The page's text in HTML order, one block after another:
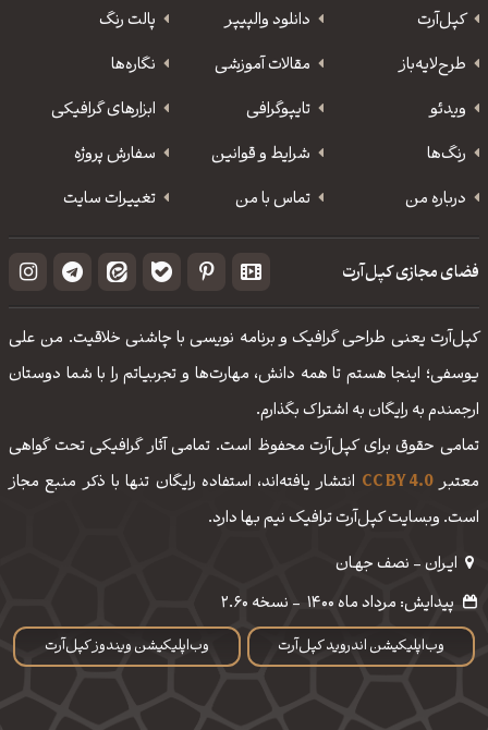
کپل‌آرت دانلود‌ والپیپر
پالت رنگ
طرح‌لایه‌باز
مقالات آموزشی
نگاره‌ها
ویدئو
‌تایپوگرافی
ابزارهای گرافیکی
رنگ‌ها
شرایط و قوانین
سفارش پروژه
درباره من
تماس با من تغییرات سایت
فضای مجازی کپل‌آرت
کپل‌آرت یعنی طراحی گرافیک و برنامه نویسی با چاشنی خلاقیت. من علی
یوسفی؛ اینجا هستم تا همه دانش، مهارت‌‌ها و تجربیاتم را با شما دوستان
ارجمندم به رایگان به اشتراک بگذارم.
تمامی حقوق برای کپل‌آرت محفوظ است. تمامی آثار گرافیکی تحت گواهی
معتبرCC BY 4.0 انتشار یافته‌اند، استفاده رایگان تنها با ذکر منبع مجاز
است. وبسایت کپل‌آرت ترافیک نیم بها دارد.
ایـران - نصف جهـان
وب‌اپلیکیشن اندروید کپل‌آرت وب‌اپلیکیشن ویندوز کپل‌آرت
پیدایش: مرداد ماه 1400 - نسخه 2.60